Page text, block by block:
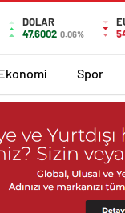
DOLAR
47,6002 0.06%
Spor